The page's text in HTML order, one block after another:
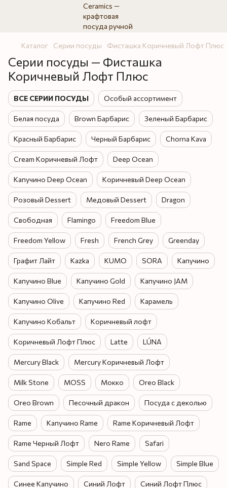
Каталог Серии посуды Фисташка Коричневый Лофт Плюс
Серии посуды — Фисташка
Коричневый Лофт Плюс
ВСЕ СЕРИИ ПОСУДЫ Особый ассортимент
Белая посуда Brown Барбарис Зеленый Барбарис
Красный Барбарис Черный Барбарис Chorna Kava
Cream Коричневый Лофт Deep Ocean
Капучино Deep Ocean Коричневый Deep Ocean
Розовый Dessert Медовый Dessert Dragon
Свободная Flamingo Freedom Blue
Freedom Yellow Fresh French Grey Greenday
Графит Лайт Kazka KUMO SORA Капучино
Капучино Blue Капучино Gold Капучино JAM
Капучино Olive Капучино Red Карамель
Капучино Кобальт Коричневый лофт
Коричневый Лофт Плюс Latte LÚNA
Mercury Black Mercury Коричневый Лофт
Milk Stone MOSS Мокко Oreo Black
Oreo Brown Песочный дракон Посуда с деколью
Rame Капучино Rame Rame Коричневый Лофт
Rame Черный Лофт Nero Rame Safari
Sand Space Simple Red Simple Yellow Simple Blue
Синее Капучино Синий Лофт Синий Лофт Плюс